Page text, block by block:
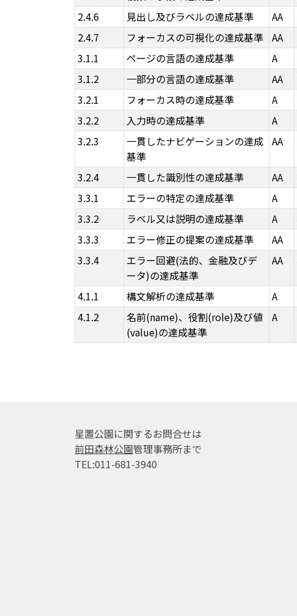
2.4.6
見出し及びラベルの達成基準 AA
2.4.7
フォーカスの可視化の達成基準 AA
3.1.1
ページの言語の達成基準 A
3.1.2
一部分の言語の達成基準 AA
3.2.1
フォーカス時の達成基準 A
3.2.2
入力時の達成基準 A
3.2.3
一貫したナビゲーションの達成
基準
AA
3.2.4 一貫した識別性の達成基準 AA
3.3.1
エラーの特定の達成基準 A
3.3.2
ラベル又は説明の達成基準 A
3.3.3
エラー修正の提案の達成基準 AA
3.3.4
エラー回避(法的、金融及びデ
ータ)の達成基準
AA
4.1.1 構文解析の達成基準 A
4.1.2
名前(name)、役割(role)及び値
(value)の達成基準
A
星置公園に関するお問合せは
前田森林公園管理事務所まで
TEL:011-681-3940